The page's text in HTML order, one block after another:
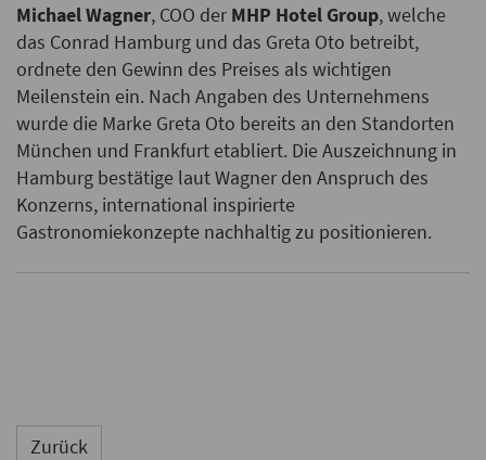
Michael Wagner, COO der MHP Hotel Group, welche
das Conrad Hamburg und das Greta Oto betreibt,
ordnete den Gewinn des Preises als wichtigen
Meilenstein ein. Nach Angaben des Unternehmens
wurde die Marke Greta Oto bereits an den Standorten
München und Frankfurt etabliert. Die Auszeichnung in
Hamburg bestätige laut Wagner den Anspruch des
Konzerns, international inspirierte
Gastronomiekonzepte nachhaltig zu positionieren.
Zurück